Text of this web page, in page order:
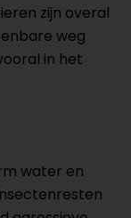
zijn overal
weg
in het
water en